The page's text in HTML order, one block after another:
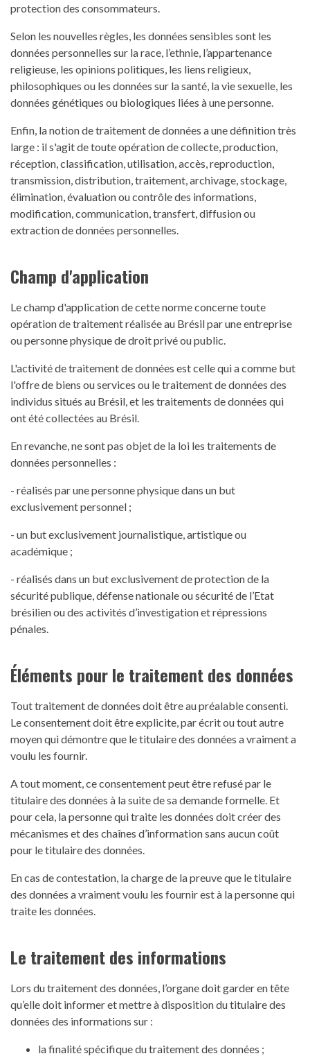
protection des consommateurs.
Selon les nouvelles règles, les données sensibles sont les
données personnelles sur la race, l’ethnie, l’appartenance
religieuse, les opinions politiques, les liens religieux,
philosophiques ou les données sur la santé, la vie sexuelle, les
données génétiques ou biologiques liées à une personne.
Enfin, la notion de traitement de données a une définition très
large : il s'agit de toute opération de collecte, production,
réception, classification, utilisation, accès, reproduction,
transmission, distribution, traitement, archivage, stockage,
élimination, évaluation ou contrôle des informations,
modification, communication, transfert, diffusion ou
extraction de données personnelles.
Champ d'application
Le champ d'application de cette norme concerne toute
opération de traitement réalisée au Brésil par une entreprise
ou personne physique de droit privé ou public.
L'activité de traitement de données est celle qui a comme but
l'offre de biens ou services ou le traitement de données des
individus situés au Brésil, et les traitements de données qui
ont été collectées au Brésil.
En revanche, ne sont pas objet de la loi les traitements de
données personnelles :
- réalisés par une personne physique dans un but
exclusivement personnel ;
- un but exclusivement journalistique, artistique ou
académique ;
- réalisés dans un but exclusivement de protection de la
sécurité publique, défense nationale ou sécurité de l’Etat
brésilien ou des activités d’investigation et répressions
pénales.
Éléments pour le traitement des données
Tout traitement de données doit être au préalable consenti.
Le consentement doit être explicite, par écrit ou tout autre
moyen qui démontre que le titulaire des données a vraiment a
voulu les fournir.
A tout moment, ce consentement peut être refusé par le
titulaire des données à la suite de sa demande formelle. Et
pour cela, la personne qui traite les données doit créer des
mécanismes et des chaînes d’information sans aucun coût
pour le titulaire des données.
En cas de contestation, la charge de la preuve que le titulaire
des données a vraiment voulu les fournir est à la personne qui
traite les données.
Le traitement des informations
Lors du traitement des données, l’organe doit garder en tête
qu’elle doit informer et mettre à disposition du titulaire des
données des informations sur :
la finalité spécifique du traitement des données ;